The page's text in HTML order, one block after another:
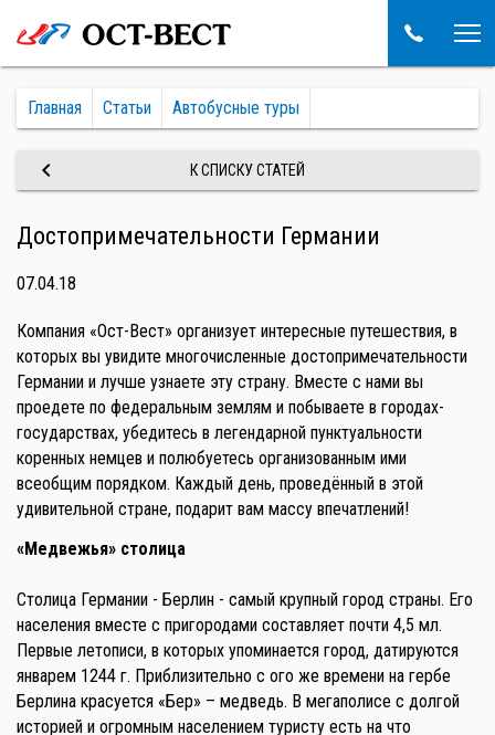
Главная Статьи Автобусные туры
keyboard_arrow_left К СПИСКУ СТАТЕЙ
Достопримечательности Германии
07.04.18
Компания «Ост-Вест» организует интересные путешествия, в
которых вы увидите многочисленные достопримечательности
Германии и лучше узнаете эту страну. Вместе с нами вы
проедете по федеральным землям и побываете в городах-
государствах, убедитесь в легендарной пунктуальности
коренных немцев и полюбуетесь организованным ими
всеобщим порядком. Каждый день, проведённый в этой
удивительной стране, подарит вам массу впечатлений!
«Медвежья» столица
Столица Германии - Берлин - самый крупный город страны. Его
населения вместе с пригородами составляет почти 4,5 мл.
Первые летописи, в которых упоминается город, датируются
январем 1244 г. Приблизительно с ого же времени на гербе
Берлина красуется «Бер» – медведь. В мегаполисе с долгой
историей и огромным населением туристу есть на что